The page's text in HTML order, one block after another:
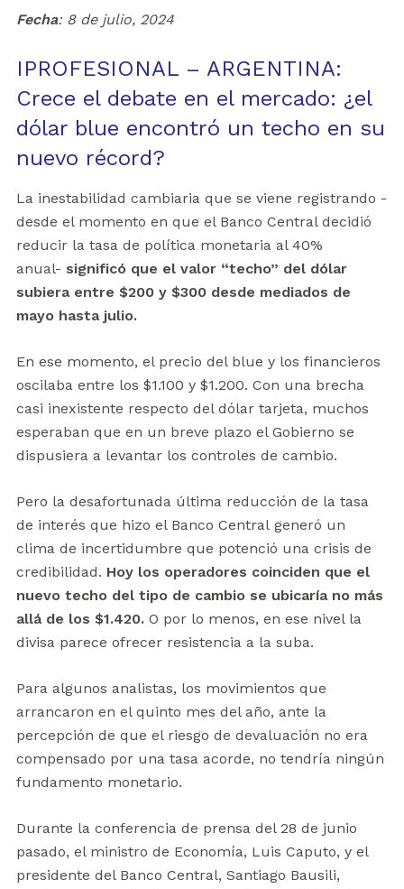
Fecha: 8 de julio, 2024
IPROFESIONAL – ARGENTINA:
Crece el debate en el mercado: ¿el
dólar blue encontró un techo en su
nuevo récord?
La inestabilidad cambiaria que se viene registrando -
desde el momento en que el Banco Central decidió
reducir la tasa de política monetaria al 40%
anual- significó que el valor “techo” del dólar
subiera entre $200 y $300 desde mediados de
mayo hasta julio.
En ese momento, el precio del blue y los financieros
oscilaba entre los $1.100 y $1.200. Con una brecha
casi inexistente respecto del dólar tarjeta, muchos
esperaban que en un breve plazo el Gobierno se
dispusiera a levantar los controles de cambio.
Pero la desafortunada última reducción de la tasa
de interés que hizo el Banco Central generó un
clima de incertidumbre que potenció una crisis de
credibilidad. Hoy los operadores coinciden que el
nuevo techo del tipo de cambio se ubicaría no más
allá de los $1.420.O por lo menos, en ese nivel la
divisa parece ofrecer resistencia a la suba.
Para algunos analistas, los movimientos que
arrancaron en el quinto mes del año, ante la
percepción de que el riesgo de devaluación no era
compensado por una tasa acorde, no tendría ningún
fundamento monetario.
Durante la conferencia de prensa del 28 de junio
pasado, el ministro de Economía, Luis Caputo, y el
presidente del Banco Central, Santiago Bausili,